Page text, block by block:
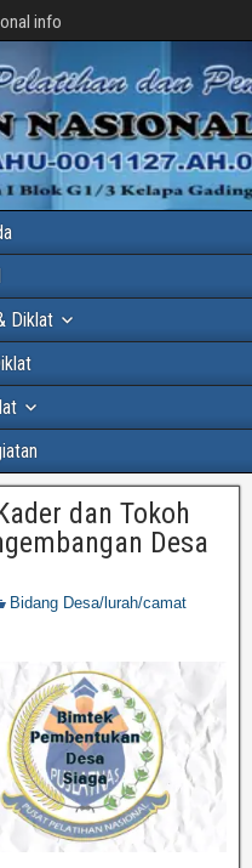
info
Diklat
dan Tokoh
Desa
Bidang Desa/lurah/camat